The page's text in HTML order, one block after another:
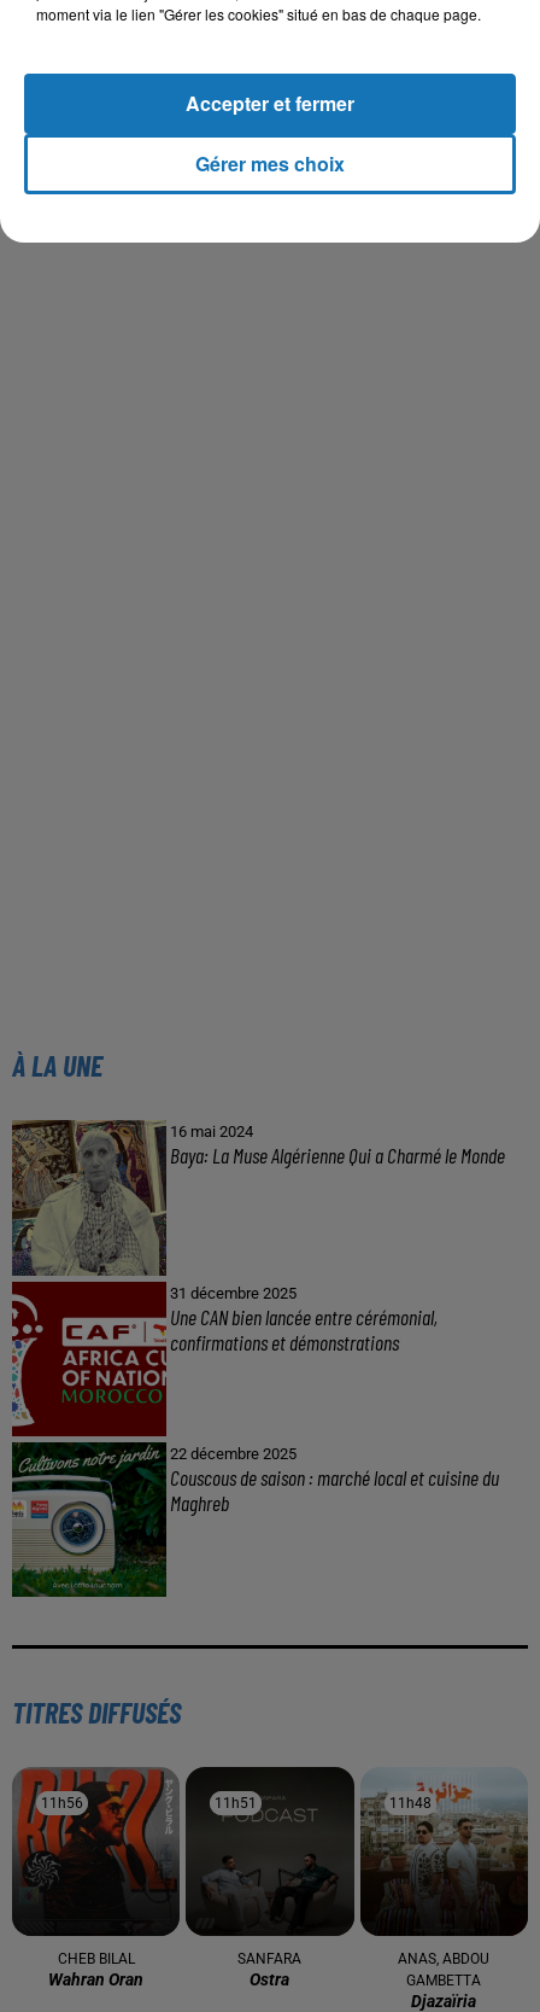
À LA UNE
16 mai 2024
Baya: La Muse Algérienne Qui a Charmé le Monde
31 décembre 2025
Une CAN bien lancée entre cérémonial,
confirmations et démonstrations
22 décembre 2025
Couscous de saison : marché local et cuisine du
Maghreb
TITRES DIFFUSÉS
11h56
11h56
CHEB BILAL
Wahran Oran
11h51
11h51
SANFARA
Ostra
11h48
11h48
ANAS, ABDOU
GAMBETTA
Djazaïria
moment via le lien "Gérer les cookies" situé en bas de chaque page.
Gérer mes choix
Accepter et fermer